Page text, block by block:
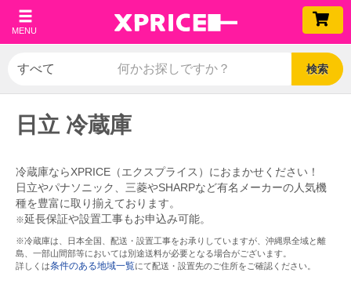
MENU
検索
日立 冷蔵庫
冷蔵庫ならXPRICE（エクスプライス）におまかせください！
日立やパナソニック、三菱やSHARPなど有名メーカーの人気機
種を豊富に取り揃えております。
※延長保証や設置工事もお申込み可能。
※冷蔵庫は、日本全国、配送・設置工事をお承りしていますが、沖縄県全域と離
島、一部山間部等においては別途送料が必要となる場合がございます。
詳しくは条件のある地域一覧にて配送・設置先のご住所をご確認ください。